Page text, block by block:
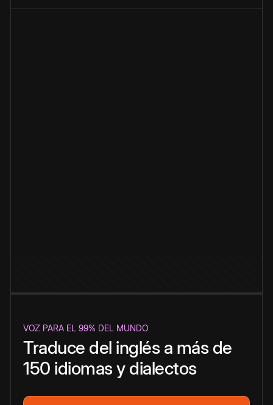
VOZ PARA EL 99% DEL MUNDO
Traduce del inglés a más de
150 idiomas y dialectos